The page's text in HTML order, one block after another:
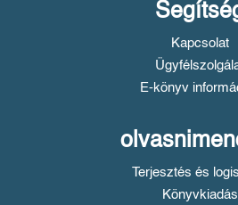
Kapcsolat
E-könyv
Terjesztés és
Könyvkiadás